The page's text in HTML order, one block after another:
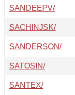
SANDEEPV/
SACHINJSK/
SANDERSON/
SATOSIN/
SANTEX/